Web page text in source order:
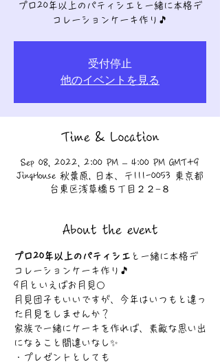
プロ20年以上のパティシエと一緒に本格デ
コレーションケーキ作り🎵
受付停止
他のイベントを見る
Time & Location
Sep 08, 2022, 2:00 PM – 4:00 PM GMT+9
JingHouse 秋葉原, 日本、〒111-0053 東京都
台東区浅草橋５丁目２２−８
About the event
プロ20年以上のパティシエ と一緒に本格デ
コレーションケーキ作り🎵
9月といえばお月見🌕
月見団子もいいですが、今年はいつもと違っ
た月見をしませんか？
家族で一緒にケーキを作れば、素敵な思い出
になること間違いなし✨
・プレゼントとしても